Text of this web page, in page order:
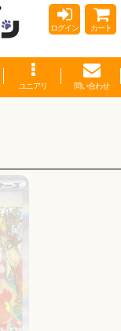
ログイン カート
ユニアリ 問い合わせ